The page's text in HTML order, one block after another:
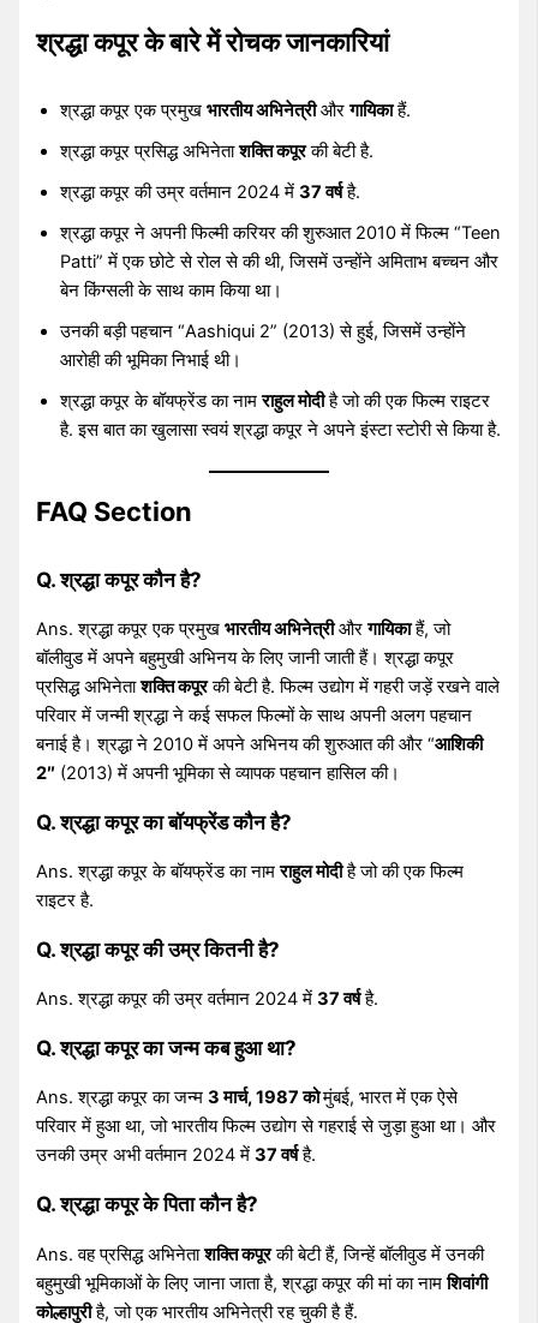
श्रद्धा कपूर के बारे में रोचक जानकारियां
श्रद्धा कपूर एक प्रमुखभारतीय अभिनेत्रीऔरगायिकाहैं.
श्रद्धा कपूर प्रसिद्ध अभिनेताशक्ति कपूरकी बेटी है.
श्रद्धा कपूर की उम्र वर्तमान 2024 में37 वर्षहै.
श्रद्धा कपूर ने अपनी फिल्मी करियर की शुरुआत 2010 में फिल्म “Teen
Patti” में एक छोटे से रोल से की थी, जिसमें उन्होंने अमिताभ बच्चन और
बेन किंग्सली के साथ काम किया था।
उनकी बड़ी पहचान “Aashiqui 2” (2013) से हुई, जिसमें उन्होंने
आरोही की भूमिका निभाई थी।
श्रद्धा कपूर के बॉयफ्रेंड का नामराहुल मोदीहै जो की एक फिल्म राइटर
है. इस बात का खुलासा स्वयं श्रद्धा कपूर ने अपने इंस्टा स्टोरी से किया है.
FAQ Section
Q. श्रद्धा कपूर कौन है?
Ans. श्रद्धा कपूर एक प्रमुखभारतीय अभिनेत्रीऔरगायिकाहैं, जो
बॉलीवुड में अपने बहुमुखी अभिनय के लिए जानी जाती हैं। श्रद्धा कपूर
प्रसिद्ध अभिनेताशक्ति कपूरकी बेटी है. फिल्म उद्योग में गहरी जड़ें रखने वाले
परिवार में जन्मी श्रद्धा ने कई सफल फिल्मों के साथ अपनी अलग पहचान
बनाई है। श्रद्धा ने 2010 में अपने अभिनय की शुरुआत की और “आशिकी
2″ (2013) में अपनी भूमिका से व्यापक पहचान हासिल की। ​​
Q. श्रद्धा कपूर का बॉयफ्रेंड कौन है?
Ans. श्रद्धा कपूर के बॉयफ्रेंड का नामराहुल मोदीहै जो की एक फिल्म
राइटर है.
Q. श्रद्धा कपूर की उम्र कितनी है?
Ans. श्रद्धा कपूर की उम्र वर्तमान 2024 में37 वर्षहै.
Q. श्रद्धा कपूर का जन्म कब हुआ था?
Ans. श्रद्धा कपूर का जन्म3 मार्च, 1987 कोमुंबई, भारत में एक ऐसे
परिवार में हुआ था, जो भारतीय फिल्म उद्योग से गहराई से जुड़ा हुआ था। और
उनकी उम्र अभी वर्तमान 2024 में37 वर्षहै.
Q. श्रद्धा कपूर के पिता कौन है?
Ans. वह प्रसिद्ध अभिनेताशक्ति कपूरकी बेटी हैं, जिन्हें बॉलीवुड में उनकी
बहुमुखी भूमिकाओं के लिए जाना जाता है, श्रद्धा कपूर की मां का नामशिवांगी
कोल्हापुरीहै, जो एक भारतीय अभिनेत्री रह चुकी है हैं.